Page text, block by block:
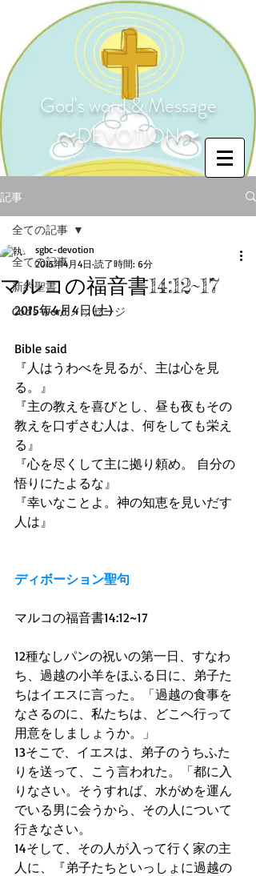
God's word & Message
〜DEVOTION〜
記事
全ての記事
新約聖書
God's Word メッセージ
全ての記事
マルコの福音書14:12~17
sgbc-devotion
2015年4月4日 読了時間: 6分
​2015年4月4日(土)
Bible said
『人はうわべを見るが、主は心を見
る。』
『主の教えを喜びとし、昼も夜もその
教えを口ずさむ人は、何をしても栄え
る』
『心を尽くして主に拠り頼め。 自分の
悟りにたよるな』
『幸いなことよ。神の知恵を見いだす
人は』
ディボーション聖句
マルコの福音書14:12~17
12種なしパンの祝いの第一日、すなわ
ち、過越の小羊をほふる日に、弟子た
ちはイエスに言った。「過越の食事を
なさるのに、私たちは、どこへ行って
用意をしましょうか。」
13そこで、イエスは、弟子のうちふた
りを送って、こう言われた。「都に入
りなさい。そうすれば、水がめを運ん
でいる男に会うから、その人について
行きなさい。
14そして、その人が入って行く家の主
人に、『弟子たちといっしょに過越の